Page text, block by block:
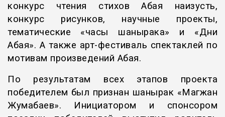
конкурс чтения стихов Абая наизусть,
конкурс рисунков, научные проекты,
тематические «часы шанырака» и «Дни
Абая». А также арт-фестиваль спектаклей по
мотивам произведений Абая.
По результатам всех этапов проекта
победителем был признан шанырак «Магжан
Жумабаев». Инициатором и спонсором